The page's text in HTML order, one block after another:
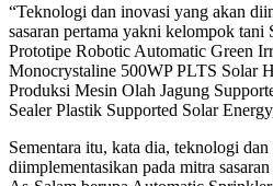
“Teknologi dan inovasi yang akan
sasaran pertama yakni kelompok tani
Prototipe Robotic Automatic Green
Monocrystaline 500WP PLTS Solar
Produksi Mesin Olah Jagung
Sealer Plastik Supported Solar
Sementara itu, kata dia, teknologi
diimplementasikan pada mitra